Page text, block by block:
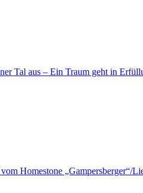
Tal aus – Ein Traum geht in
Homestone „Gampersberger“/